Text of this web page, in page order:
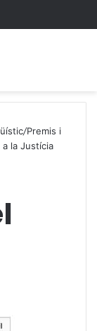
/Premis i
a la Justícia